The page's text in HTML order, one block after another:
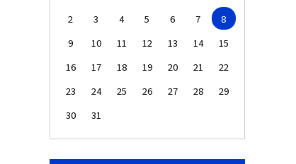
2
3 4 5 6 7
8
9
10 11 12 13 14
15
16
17 18 19 20 21
22
23
24 25 26 27 28
29
30
31